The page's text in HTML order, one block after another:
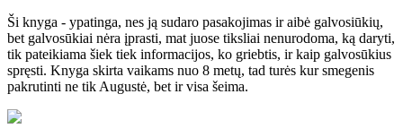
Ši knyga - ypatinga, nes ją sudaro pasakojimas ir aibė galvosiūkių,
bet galvosūkiai nėra įprasti, mat juose tiksliai nenurodoma, ką daryti,
tik pateikiama šiek tiek informacijos, ko griebtis, ir kaip galvosūkius
spręsti. Knyga skirta vaikams nuo 8 metų, tad turės kur smegenis
pakrutinti ne tik Augustė, bet ir visa šeima.